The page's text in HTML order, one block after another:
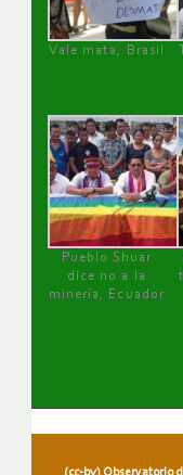
Vale mata, Brasil
Pueblo Shuar
dice no a la
minería, Ecuador